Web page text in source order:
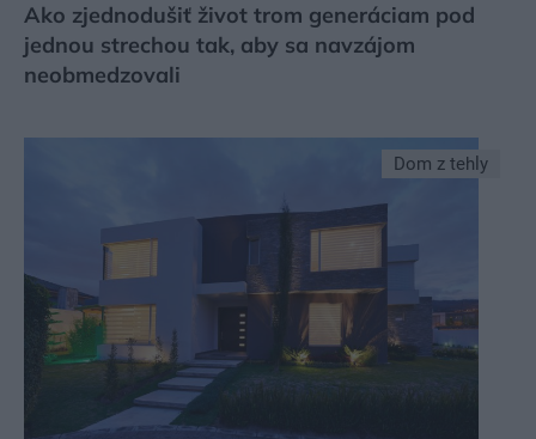
Ako zjednodušiť život trom generáciam pod
jednou strechou tak, aby sa navzájom
neobmedzovali
Dom z tehly